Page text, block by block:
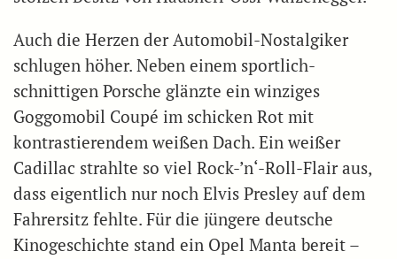
Auch die Herzen der Automobil-Nostalgiker
schlugen höher. Neben einem sportlich-
schnittigen Porsche glänzte ein winziges
Goggomobil Coupé im schicken Rot mit
kontrastierendem weißen Dach. Ein weißer
Cadillac strahlte so viel Rock-’n‘-Roll-Flair aus,
dass eigentlich nur noch Elvis Presley auf dem
Fahrersitz fehlte. Für die jüngere deutsche
Kinogeschichte stand ein Opel Manta bereit –